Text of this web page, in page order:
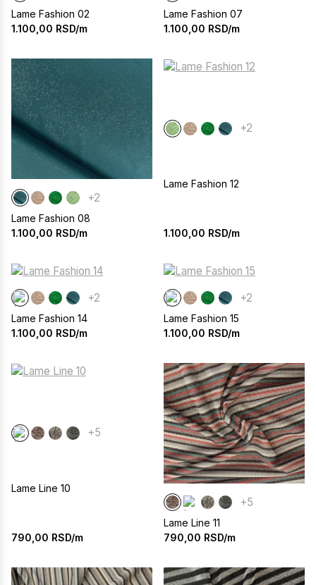
Lame Fashion 02
1.100,00 RSD/m
Lame Fashion 07
1.100,00 RSD/m
+2
Lame Fashion 08
1.100,00 RSD/m
+2
Lame Fashion 12
1.100,00 RSD/m
+2
Lame Fashion 14
1.100,00 RSD/m
+2
Lame Fashion 15
1.100,00 RSD/m
+5
Lame Line 10
790,00 RSD/m
+5
Lame Line 11
790,00 RSD/m